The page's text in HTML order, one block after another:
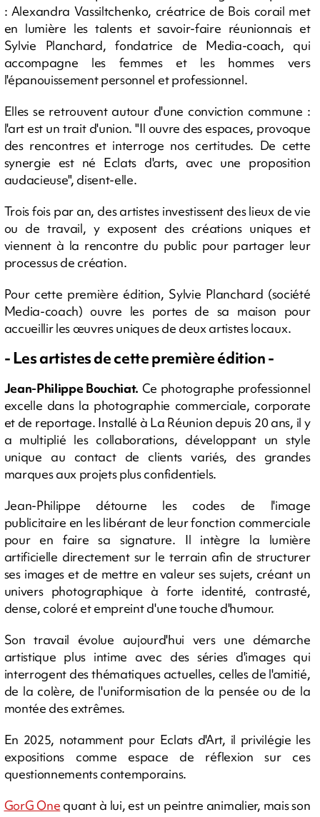
: Alexandra Vassiltchenko, créatrice de Bois corail met
en lumière les talents et savoir-faire réunionnais et
Sylvie Planchard, fondatrice de Media-coach, qui
accompagne les femmes et les hommes vers
l'épanouissement personnel et professionnel.
Elles se retrouvent autour d'une conviction commune :
l'art est un trait d'union. "Il ouvre des espaces, provoque
des rencontres et interroge nos certitudes. De cette
synergie est né Eclats d'arts, avec une proposition
audacieuse", disent-elle.
Trois fois par an, des artistes investissent des lieux de vie
ou de travail, y exposent des créations uniques et
viennent à la rencontre du public pour partager leur
processus de création.
Pour cette première édition, Sylvie Planchard (société
Media-coach) ouvre les portes de sa maison pour
accueillir les œuvres uniques de deux artistes locaux.
- Les artistes de cette première édition -
Jean-Philippe Bouchiat. Ce photographe professionnel
excelle dans la photographie commerciale, corporate
et de reportage. Installé à La Réunion depuis 20 ans, il y
a multiplié les collaborations, développant un style
unique au contact de clients variés, des grandes
marques aux projets plus confidentiels.
Jean-Philippe détourne les codes de l'image
publicitaire en les libérant de leur fonction commerciale
pour en faire sa signature. Il intègre la lumière
artificielle directement sur le terrain afin de structurer
ses images et de mettre en valeur ses sujets, créant un
univers photographique à forte identité, contrasté,
dense, coloré et empreint d'une touche d'humour.
Son travail évolue aujourd'hui vers une démarche
artistique plus intime avec des séries d'images qui
interrogent des thématiques actuelles, celles de l'amitié,
de la colère, de l'uniformisation de la pensée ou de la
montée des extrêmes.
En 2025, notamment pour Eclats d'Art, il privilégie les
expositions comme espace de réflexion sur ces
questionnements contemporains.
GorG One quant à lui, est un peintre animalier, mais son